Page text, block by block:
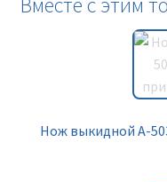
Нож выкидной A-